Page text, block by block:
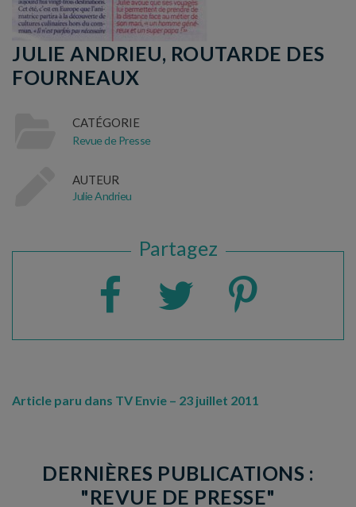
JULIE ANDRIEU, ROUTARDE DES
FOURNEAUX
CATÉGORIE
Revue de Presse
AUTEUR
Julie Andrieu
Partagez
Article paru dans TV Envie – 23 juillet 2011
DERNIÈRES PUBLICATIONS :
"REVUE DE PRESSE"